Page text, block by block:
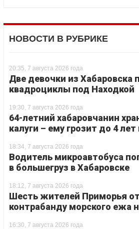
НОВОСТИ В РУБРИКЕ
20:35, 7 августа 2026 года
Две девочки из Хабаровска
квадроциклы под Находкой
19:30, 7 августа 2026 года
64-летний хабаровчанин
калуги – ему грозит до 4
18:34, 7 августа 2026 года
Водитель микроавтобуса
в большегруз в Хабаровске
18:12, 7 августа 2026 года
Шесть жителей Приморья
контрабанду морского ежа
16:30, 7 августа 2026 года